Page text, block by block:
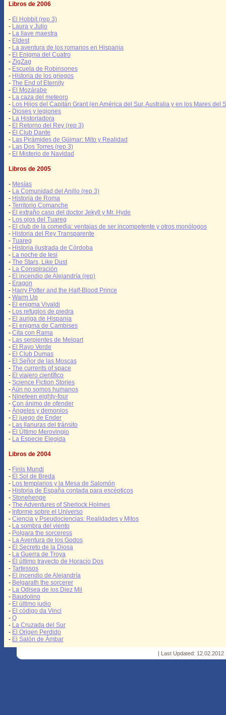
Libros de 2006
- El Hobbit (rep 3)
- Laura y Julio
- La llave maestra
- Eldest
- La aventura de los romanos en Hispania
- El Enigma del Cuatro
- ZigZag
- Escuela de Robinsones
- Historia de los griegos
- The End of Eternity
- El Mozárabe
- La caza del meteoro
- Los Hijos del Capitán Grant (en América del Sur, Australia y en los Mares del
- Dioses y legiones
- La Historiadora
- El Retorno del Rey (rep 3)
- El Club Dante
- Las Pirámides de Güimar: Mito y Realidad
- Las Dos Torres (rep 3)
- El Misterio de Navidad
Libros de 2005
- Mesías
- La Comunidad del Anillo (rep 3)
- Historia de Roma
- Territorio Comanche
- El extraño caso del doctor Jekyll y Mr. Hyde
- Los ojos del Tuareg
- El club de la comedia: ventajas de ser incompetente y otros monólogos
- Historia del Rey Transparente
- Tuareg
- Historia ilustrada de Córdoba
- La noche de Iesi
- The Stars, Like Dust
- La Conspiración
- El incendio de Alejandría (rep)
- Eragon
- Harry Potter and the Half-Blood Prince
- Warm Up
- El enigma Vivaldi
- Los refugios de piedra
- El auriga de Hispania
- El enigma de Cambises
- Cita con Rama
- Las serpientes de Melqart
- El Rayo Verde
- El Club Dumas
- El Señor de las Moscas
- The currents of space
- El viajero científico
- Science Fiction Stories
-Aún no somos humanos
- Nineteen eighty-four
- Con ánimo de ofender
- Ángeles y demonios
- El juego de Ender
- Las llanuras del tránsito
- El Último Merovingio
- La Especie Elegida
Libros de 2004
- Finis Mundi
- El Sol de Breda
- Los templarios y la Mesa de Salomón
- Historia de España contada para escépticos
- Stonehenge
- The Adventures of Sherlock Holmes
- Informe sobre el Universo
- Ciencia y Pseudociencias: Realidades y Mitos
- La sombra del viento
- Polgara the sorceress
- La Aventura de los Godos
- El Secreto de la Diosa
- La Guerra de Troya
- El último trayecto de Horacio Dos
- Tartessos
- El incendio de Alejandría
- Belgarath the sorcerer
- La Odisea de los Diez Mil
- Baudolino
- El último judio
- El código da Vinci
- Q
- La Cruzada del Sur
- El Origen Perdido
- El Salón de Ámbar
| Last Updated: